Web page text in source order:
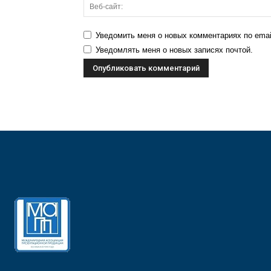
Уведомить меня о новых комментариях по
Уведомлять меня о новых записях почтой.